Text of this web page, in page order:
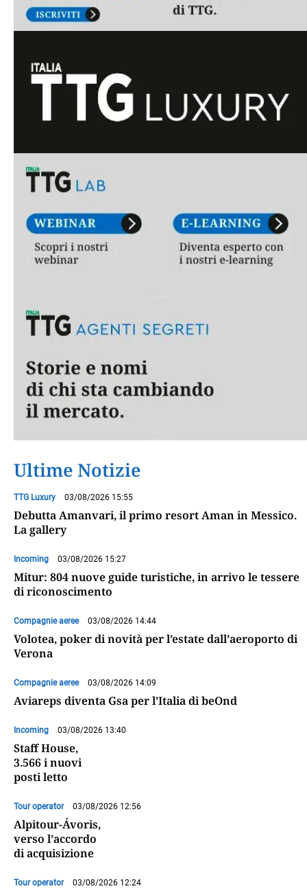
Ultime Notizie
TTG Luxury 03/08/2026 15:55
Debutta Amanvari, il primo resort Aman in Messico.
La gallery
Incoming 03/08/2026 15:27
Mitur: 804 nuove guide turistiche, in arrivo le tessere
di riconoscimento
Compagnie aeree 03/08/2026 14:44
Volotea, poker di novità per l’estate dall’aeroporto di
Verona
Compagnie aeree 03/08/2026 14:09
Aviareps diventa Gsa per l’Italia di beOnd
Incoming 03/08/2026 13:40
Staff House,
3.566 i nuovi
posti letto
Tour operator 03/08/2026 12:56
Alpitour-Ávoris,
verso l’accordo
di acquisizione
Tour operator 03/08/2026 12:24